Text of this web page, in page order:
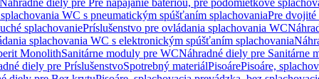
Náhradné diely pre Pre napájanie batériou, pre podomietkové
WC s pneumatickým spúšťaním splachovaniaPre dvojité
splachovaniePríslušenstvo pre ovládania splachovania WC
splachovania WC s elektronickým spúšťaním splachovania
MonolithSanitárne moduly pre WCNáhradné diely pre Sanitárne
diely pre PríslušenstvoSpotrebný materiálPisoárePisoáre,